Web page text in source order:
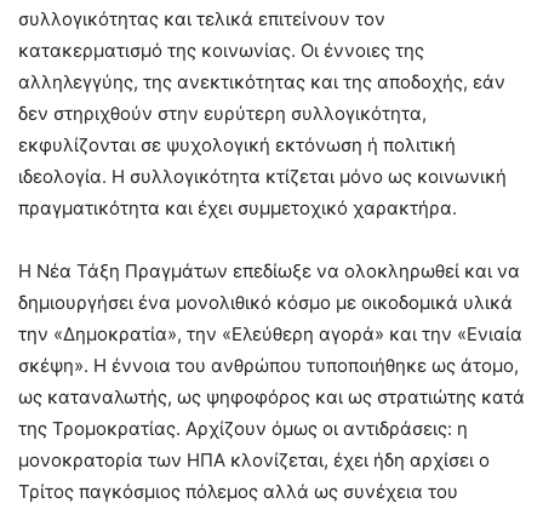
συλλογικότητας και τελικά επιτείνουν τον
κατακερματισμό της κοινωνίας. Οι έννοιες της
αλληλεγγύης, της ανεκτικότητας και της αποδοχής, εάν
δεν στηριχθούν στην ευρύτερη συλλογικότητα,
εκφυλίζονται σε ψυχολογική εκτόνωση ή πολιτική
ιδεολογία. Η συλλογικότητα κτίζεται μόνο ως κοινωνική
πραγματικότητα και έχει συμμετοχικό χαρακτήρα.
Η Νέα Τάξη Πραγμάτων επεδίωξε να ολοκληρωθεί και να
δημιουργήσει ένα μονολιθικό κόσμο με οικοδομικά υλικά
την «Δημοκρατία», την «Ελεύθερη αγορά» και την «Ενιαία
σκέψη». Η έννοια του ανθρώπου τυποποιήθηκε ως άτομο,
ως καταναλωτής, ως ψηφοφόρος και ως στρατιώτης κατά
της Τρομοκρατίας. Αρχίζουν όμως οι αντιδράσεις: η
μονοκρατορία των ΗΠΑ κλονίζεται, έχει ήδη αρχίσει ο
Τρίτος παγκόσμιος πόλεμος αλλά ως συνέχεια του